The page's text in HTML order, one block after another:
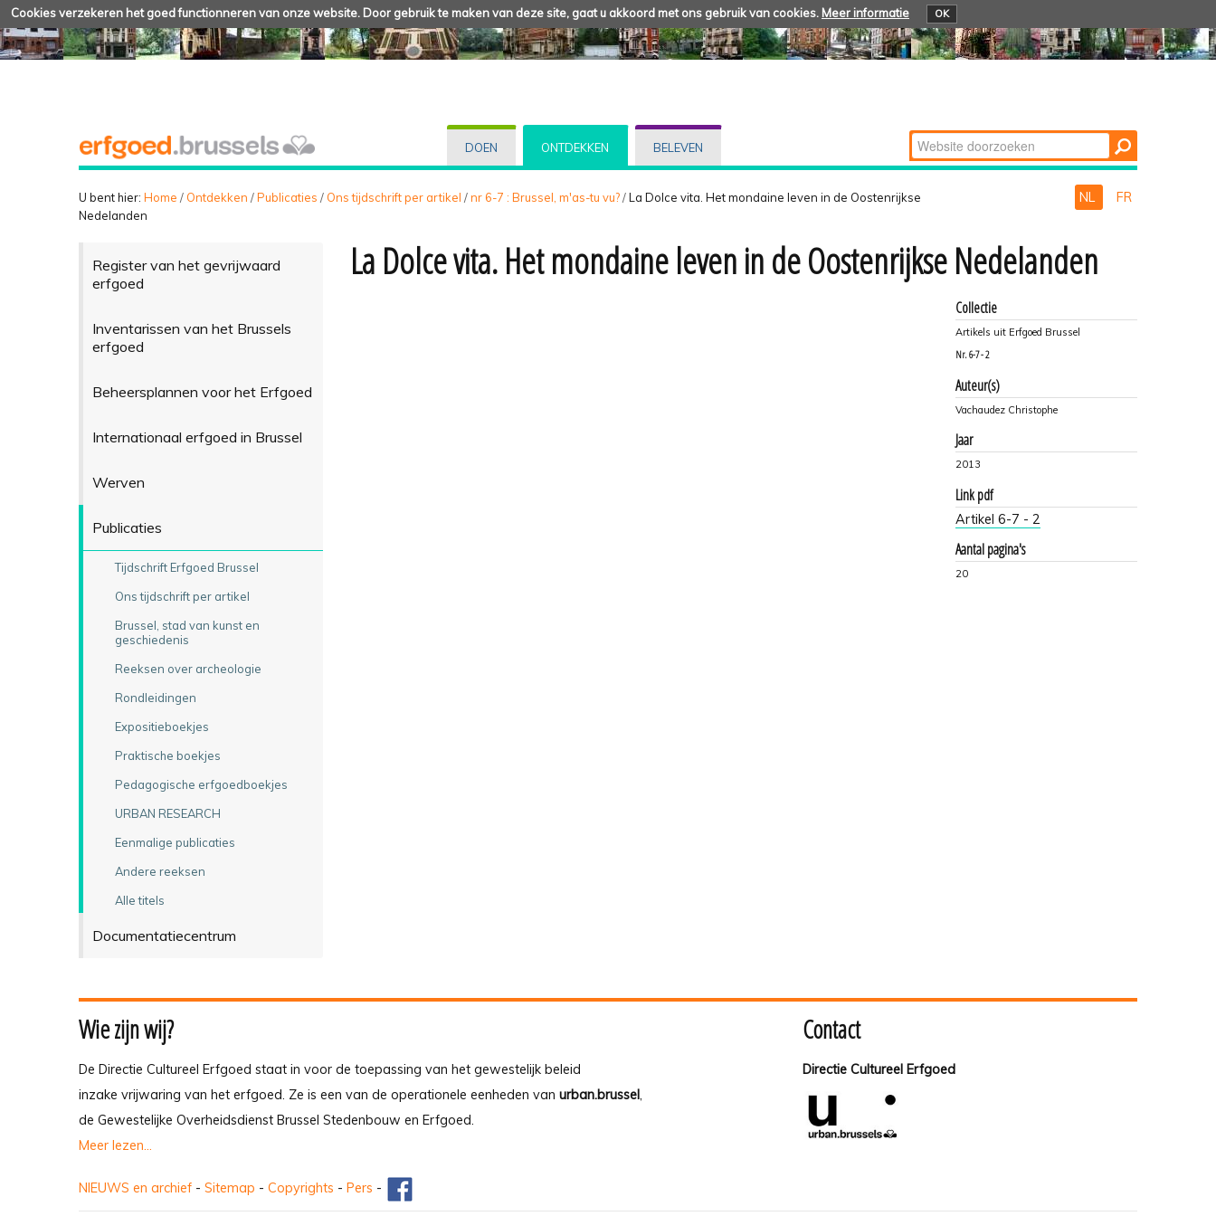
Cookies verzekeren het goed functionneren van onze website. Door gebruik te maken van deze site, gaat u akkoord met ons gebruik van cookies. Meer informatie OK
DOEN ONTDEKKEN BELEVEN Zoek
Geavanceerd
U bent hier: Home / Ontdekken /Publicaties / Ons tijdschrift per artikel /nr 6-7 : Brussel, m'as-tu vu?/La Dolce vita. Het mondaine leven in de Oostenrijkse
Nedelanden
NL FR
Register van het gevrijwaard
erfgoed
Inventarissen van het Brussels
erfgoed
Beheersplannen voor het Erfgoed
Internationaal erfgoed in Brussel
Werven
Publicaties
Tijdschrift Erfgoed Brussel
Ons tijdschrift per artikel
Brussel, stad van kunst en
geschiedenis
Reeksen over archeologie
Rondleidingen
Expositieboekjes
Praktische boekjes
Pedagogische erfgoedboekjes
URBAN RESEARCH
Eenmalige publicaties
Andere reeksen
Alle titels
Documentatiecentrum
La Dolce vita. Het mondaine leven in de Oostenrijkse Nedelanden
Collectie
Artikels uit Erfgoed Brussel
Nr. 6-7 - 2
Auteur(s)
Vachaudez Christophe
Jaar
2013
Link pdf
Artikel 6-7 - 2
Aantal pagina's
20
Wie zijn wij?
De Directie Cultureel Erfgoed staat in voor de toepassing van het gewestelijk beleid
inzake vrijwaring van het erfgoed. Ze is een van de operationele eenheden van urban.brussel,
de Gewestelijke Overheidsdienst Brussel Stedenbouw en Erfgoed.
Meer lezen...
Contact
Directie Cultureel Erfgoed
NIEUWS en archief - Sitemap - Copyrights - Pers -